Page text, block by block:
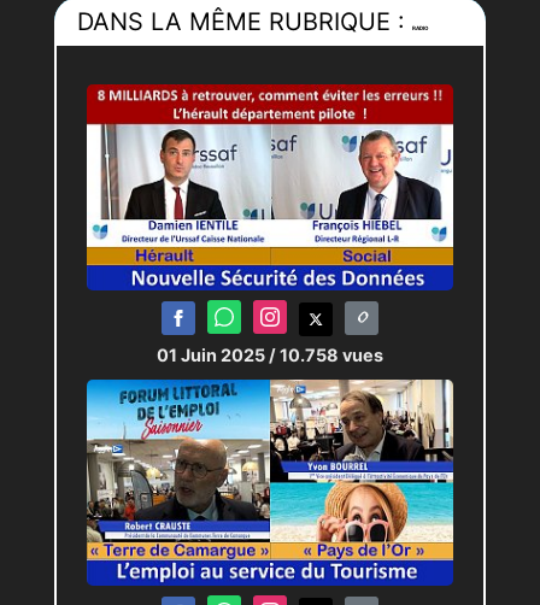
DANS LA MÊME RUBRIQUE :RADIO
01 Juin 2025 / 10.758 vues